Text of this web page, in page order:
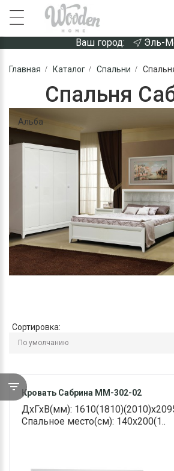
Ваш город: Эль-
Главная Каталог Спальни
Спальня
Альба
Сортировка:
Кровать Сабрина ММ-302-02
ДхГхВ(мм):
Спальное место(см): 140х200(1..